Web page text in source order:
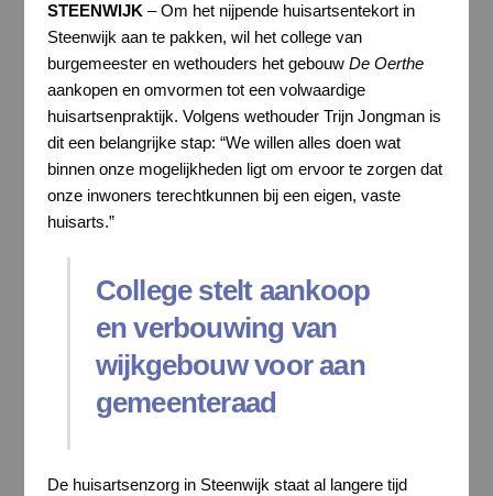
STEENWIJK – Om het nijpende huisartsentekort in
Steenwijk aan te pakken, wil het college van
burgemeester en wethouders het gebouw De Oerthe
aankopen en omvormen tot een volwaardige
huisartsenpraktijk. Volgens wethouder Trijn Jongman is
dit een belangrijke stap: “We willen alles doen wat
binnen onze mogelijkheden ligt om ervoor te zorgen dat
onze inwoners terechtkunnen bij een eigen, vaste
huisarts.”
College stelt aankoop
en verbouwing van
wijkgebouw voor aan
gemeenteraad
De huisartsenzorg in Steenwijk staat al langere tijd